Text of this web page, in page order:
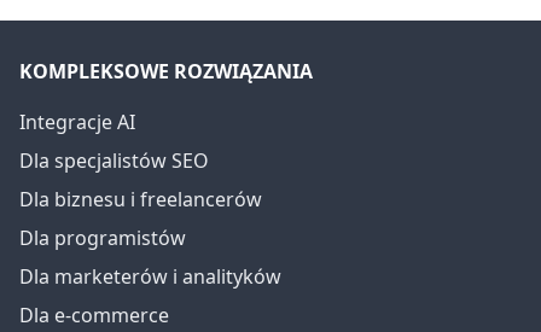
KOMPLEKSOWE ROZWIĄZANIA
Integracje AI
Dla specjalistów SEO
Dla biznesu i freelancerów
Dla programistów
Dla marketerów i analityków
Dla e-commerce